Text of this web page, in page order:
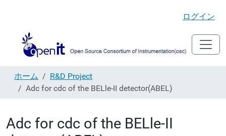
ログイン
ホーム
R&D Project
Adc for cdc of the BELle-II detector(ABEL)
Adc for cdc of the BELle-II